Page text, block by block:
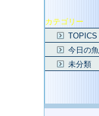
カテゴリー
TOPICS
今日の魚
未分類